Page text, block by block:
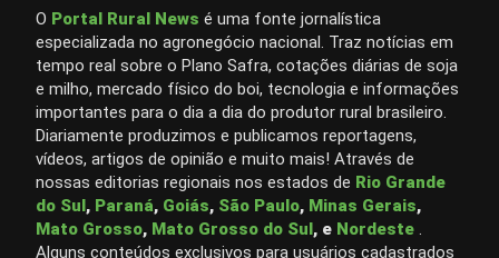
O Portal Rural News é uma fonte jornalística
especializada no agronegócio nacional. Traz notícias em
tempo real sobre o Plano Safra, cotações diárias de soja
e milho, mercado físico do boi, tecnologia e informações
importantes para o dia a dia do produtor rural brasileiro.
Diariamente produzimos e publicamos reportagens,
vídeos, artigos de opinião e muito mais! Através de
nossas editorias regionais nos estados de Rio Grande
do Sul, Paraná, Goiás, São Paulo, Minas Gerais,
Mato Grosso, Mato Grosso do Sul, e Nordeste .
Alguns conteúdos exclusivos para usuários cadastrados